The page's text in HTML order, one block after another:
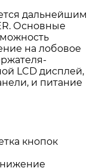
дальнейшим
Основные
на лобовое
LCD дисплей,
и питание
кнопок